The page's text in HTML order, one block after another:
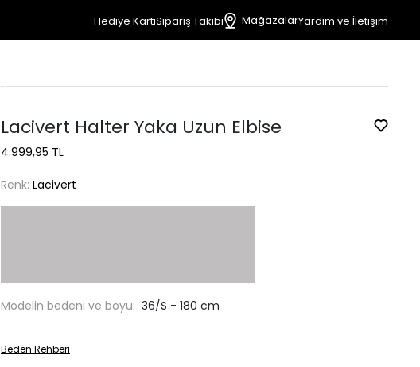
Hediye KartıSipariş Takibi MağazalarYardım ve İletişim
Lacivert Halter Yaka Uzun Elbise
4.999,95 TL
Renk: Lacivert
Modelin bedeni ve boyu: 36/S - 180 cm
Beden Rehberi